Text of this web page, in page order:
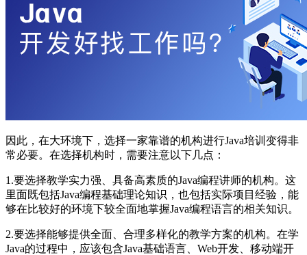
因此，在大环境下，选择一家靠谱的机构进行Java培训变得非
常必要。在选择机构时，需要注意以下几点：
1.要选择教学实力强、具备高素质的Java编程讲师的机构。这
里面既包括Java编程基础理论知识，也包括实际项目经验，能
够在比较好的环境下较全面地掌握Java编程语言的相关知识。
2.要选择能够提供全面、合理多样化的教学方案的机构。在学
Java的过程中，应该包含Java基础语言、Web开发、移动端开